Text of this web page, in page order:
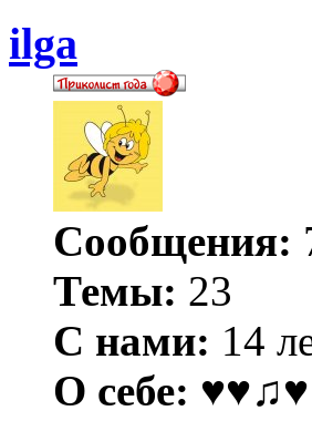
ilga
Сообщения:
Темы: 23
С нами: 14
О себе: